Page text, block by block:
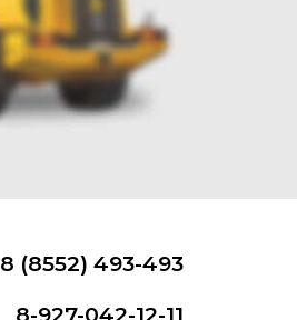
8 (8552) 493-493